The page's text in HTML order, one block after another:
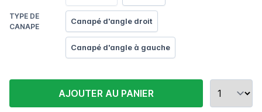
TYPE DE
CANAPE
Canapé d'angle droit
Canapé d'angle à gauche
AJOUTER AU PANIER